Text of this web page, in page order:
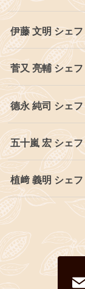
伊藤 文明 シェ
菅又 亮輔 シェフ
德永 純司 シェ
五十嵐 宏 シェ
植﨑 義明 シェ